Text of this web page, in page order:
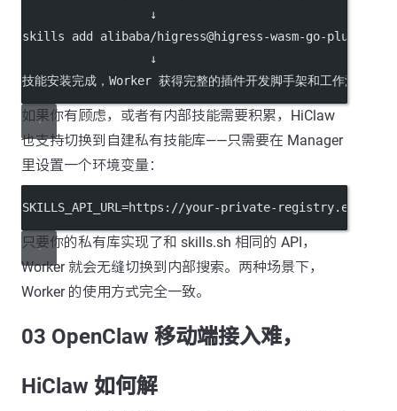
                  ↓
skills add alibaba/higress@higress-wasm-go-plugin -
                  ↓
技能安装完成，Worker 获得完整的插件开发脚手架和工作流
如果你有顾虑，或者有内部技能需要积累，HiClaw
也支持切换到自建私有技能库——只需要在 Manager
里设置一个环境变量：
SKILLS_API_URL=https://your-private-
只要你的私有库实现了和 skills.sh 相同的 API，
Worker 就会无缝切换到内部搜索。两种场景下，
Worker 的使用方式完全一致。
03 OpenClaw 移动端接入难，
HiClaw 如何解